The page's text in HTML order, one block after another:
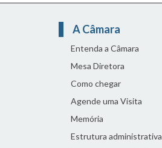
A Câmara
Entenda a Câmara
Mesa Diretora
Como chegar
Agende uma Visita
Memória
Estrutura administrativa